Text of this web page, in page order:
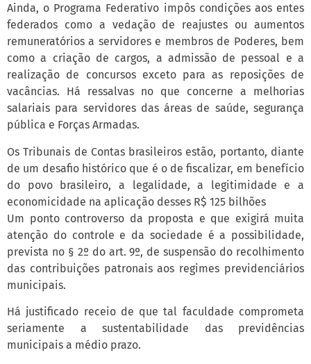
Ainda, o Programa Federativo impôs condições aos entes
federados como a vedação de reajustes ou aumentos
remuneratórios a servidores e membros de Poderes, bem
como a criação de cargos, a admissão de pessoal e a
realização de concursos exceto para as reposições de
vacâncias. Há ressalvas no que concerne a melhorias
salariais para servidores das áreas de saúde, segurança
pública e Forças Armadas.
Os Tribunais de Contas brasileiros estão, portanto, diante
de um desafio histórico que é o de fiscalizar, em benefício
do povo brasileiro, a legalidade, a legitimidade e a
economicidade na aplicação desses R$ 125 bilhões
Um ponto controverso da proposta e que exigirá muita
atenção do controle e da sociedade é a possibilidade,
prevista no § 2º do art. 9º, de suspensão do recolhimento
das contribuições patronais aos regimes previdenciários
municipais.
Há justificado receio de que tal faculdade comprometa
seriamente a sustentabilidade das previdências
municipais a médio prazo.